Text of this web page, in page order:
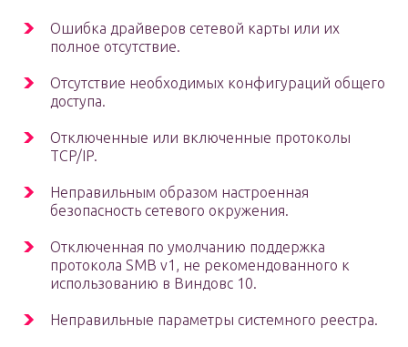
Ошибка драйверов сетевой карты или их
полное отсутствие.
Отсутствие необходимых конфигураций общего
доступа.
Отключенные или включенные протоколы
TCP/IP.
Неправильным образом настроенная
безопасность сетевого окружения.
Отключенная по умолчанию поддержка
протокола SMB v1, не рекомендованного к
использованию в Виндовс 10.
Неправильные параметры системного реестра.